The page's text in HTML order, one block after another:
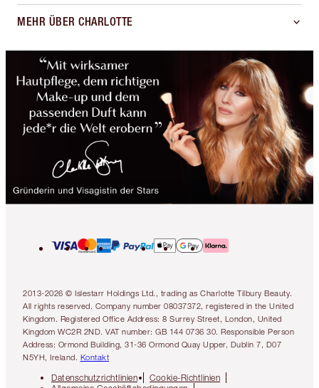
MEHR ÜBER CHARLOTTE
2013-2026 © Islestarr Holdings Ltd., trading as Charlotte Tilbury Beauty.
All rights reserved. Company number 08037372, registered in the United
Kingdom. Registered Office Address: 8 Surrey Street, London, United
Kingdom WC2R 2ND. VAT number: GB 144 0736 30. Responsible Person
Address: Ormond Building, 31-36 Ormond Quay Upper, Dublin 7, D07
N5YH, Ireland. Kontakt
Datenschutzrichtlinien
Cookie-Richtlinien